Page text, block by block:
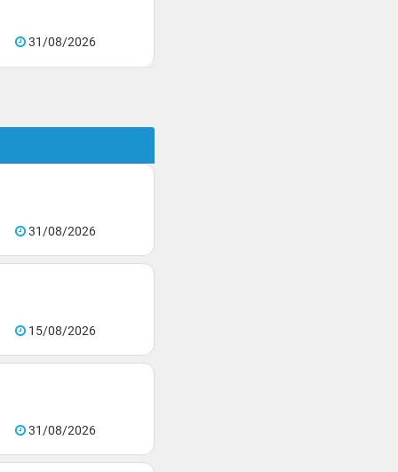
31/08/2026
31/08/2026
15/08/2026
31/08/2026